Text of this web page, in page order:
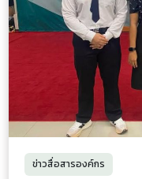
ข่าวสื่อสารองค์กร